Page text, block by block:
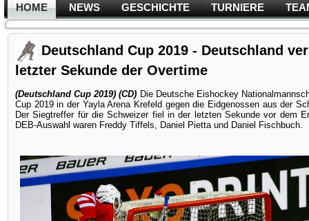
HOME NEWS GESCHICHTE TURNIERE
Deutschland Cup 2019 - Deutschland
letzter Sekunde der Overtime
(Deutschland Cup 2019) (CD) Die Deutsche Eishockey
Cup 2019 in der Yayla Arena Krefeld gegen die Eidgenossen aus der
Der Siegtreffer für die Schweizer fiel in der letzten Sekunde vor dem
DEB-Auswahl waren Freddy Tiffels, Daniel Pietta und Daniel Fischbuch.